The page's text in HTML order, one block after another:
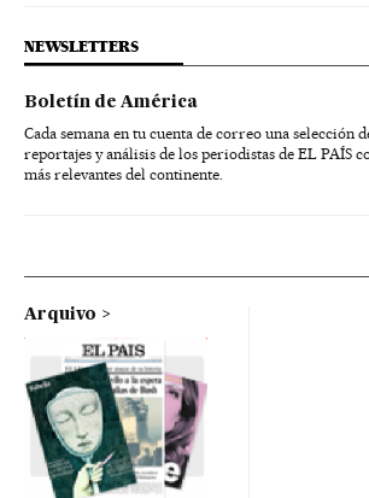
NEWSLETTERS
Boletín de América
Cada semana en tu cuenta de correo una selección
reportajes y análisis de los periodistas de EL PAÍS
más relevantes del continente.
Arquivo